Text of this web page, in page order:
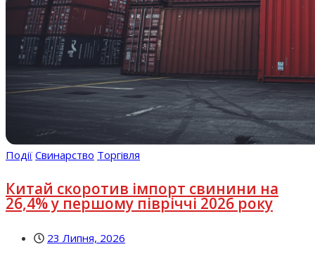
Події Свинарство Торгівля
Китай скоротив імпорт свинини на
26,4% у першому півріччі 2026 року
23 Липня, 2026